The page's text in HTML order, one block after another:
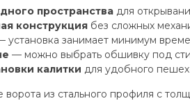
пространства для
конструкция без сложных
установка занимает минимум
— можно выбрать обшивку под
калитки для удобного
ворота из стального профиля с